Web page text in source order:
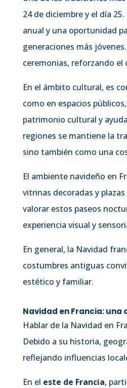
24 de diciembre y el día
anual y una oportunidad
generaciones más
ceremonias, reforzando el
En el ámbito cultural, es
como en espacios
patrimonio cultural y
regiones se mantiene la
sino también como una
El ambiente navideño en
vitrinas decoradas y
valorar estos paseos
experiencia visual y
En general, la Navidad
costumbres antiguas
estético y familiar.
Navidad en Francia:
Hablar de la Navidad en
Debido a su historia,
reflejando influencias
En el este de Francia,